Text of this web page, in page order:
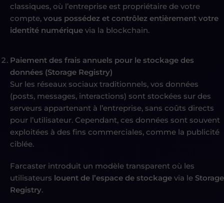
classiques, où l’entreprise est propriétaire de votre
compte, vous possédez et contrôlez entièrement votre
identité numérique via la blockchain.
Paiement des frais annuels pour le stockage des
données (Storage Registry)
Sur les réseaux sociaux traditionnels, vos données
(posts, messages, interactions) sont stockées sur des
serveurs appartenant à l’entreprise, sans coûts directs
pour l’utilisateur. Cependant, ces données sont souvent
exploitées à des fins commerciales, comme la publicité
ciblée.
Farcaster introduit un modèle transparent où les
utilisateurs louent de l’espace de stockage via le Storage
Registry.